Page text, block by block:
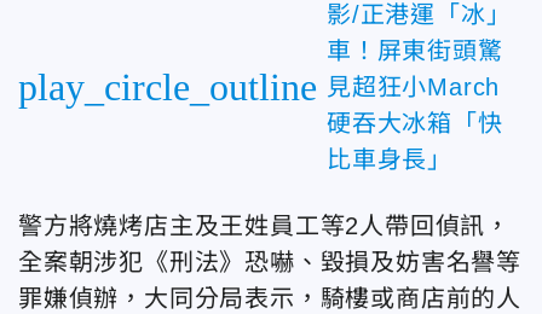
play_circle_outline
影/正港運「冰」
車！屏東街頭驚
見超狂小March
硬吞大冰箱「快
比車身長」
警方將燒烤店主及王姓員工等2人帶回偵訊，
全案朝涉犯《刑法》恐嚇、毀損及妨害名譽等
罪嫌偵辦，大同分局表示，騎樓或商店前的人